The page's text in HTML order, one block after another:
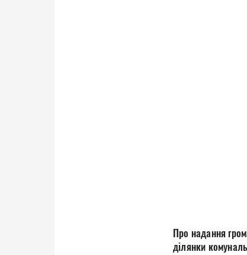
Про надання
ділянки